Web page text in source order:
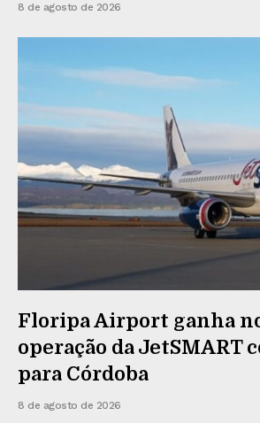
8 de agosto de 2026
Floripa Airport ganha
operação da JetSMART
para Córdoba
8 de agosto de 2026